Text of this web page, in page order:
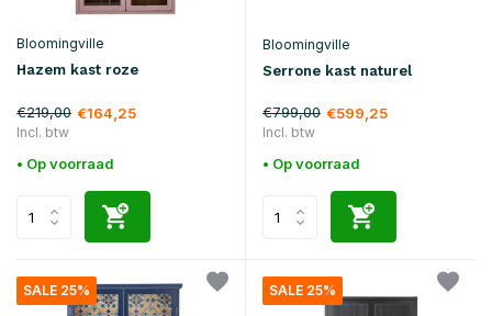
Bloomingville
Hazem kast roze
€219,00 €164,25
Incl. btw
• Op voorraad
Bloomingville
Serrone kast naturel
€799,00 €599,25
Incl. btw
• Op voorraad
SALE 25% SALE 25%